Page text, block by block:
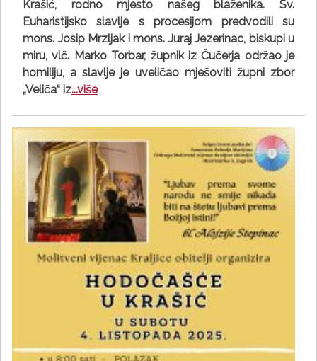
Krašić, rodno mjesto našeg blaženika. Sv.
Euharistijsko slavlje s procesijom predvodili su
mons. Josip Mrzljak i mons. Juraj Jezerinac, biskupi u
miru, vlč. Marko Torbar, župnik iz Čučerja održao je
homiliju, a slavlje je uveličao mješoviti župni zbor
„Veliča“ iz...više